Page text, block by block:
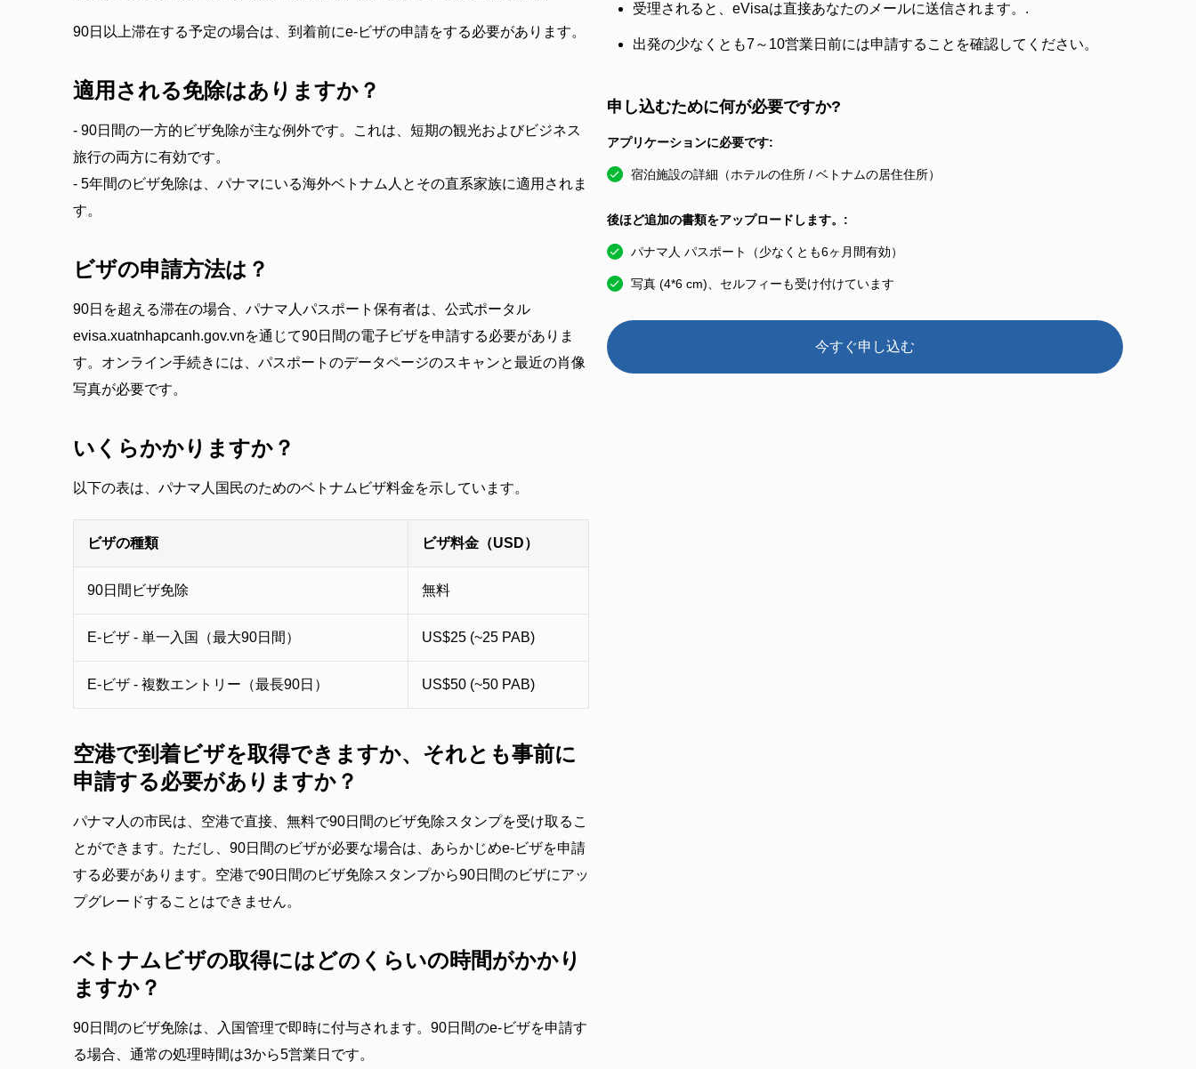
90日以上滞在する予定の場合は、到着前にe-ビザの申請をする必要があります。
適用される免除はありますか？
- 90日間の一方的ビザ免除が主な例外です。これは、短期の観光およびビジネス
旅行の両方に有効です。
- 5年間のビザ免除は、パナマにいる海外ベトナム人とその直系家族に適用されま
す。
ビザの申請方法は？
90日を超える滞在の場合、パナマ人パスポート保有者は、公式ポータル
evisa.xuatnhapcanh.gov.vnを通じて90日間の電子ビザを申請する必要がありま
す。オンライン手続きには、パスポートのデータページのスキャンと最近の肖像
写真が必要です。
いくらかかりますか？
以下の表は、パナマ人国民のためのベトナムビザ料金を示しています。
ビザの種類 ビザ料金（USD）
90日間ビザ免除 無料
E-ビザ - 単一入国（最大90日間） US$25 (~25 PAB)
E-ビザ - 複数エントリー（最長90日） US$50 (~50 PAB)
空港で到着ビザを取得できますか、それとも事前に
申請する必要がありますか？
パナマ人の市民は、空港で直接、無料で90日間のビザ免除スタンプを受け取るこ
とができます。ただし、90日間のビザが必要な場合は、あらかじめe-ビザを申請
する必要があります。空港で90日間のビザ免除スタンプから90日間のビザにアッ
プグレードすることはできません。
ベトナムビザの取得にはどのくらいの時間がかかり
ますか？
90日間のビザ免除は、入国管理で即時に付与されます。90日間のe-ビザを申請す
る場合、通常の処理時間は3から5営業日です。
受理されると、eVisaは直接あなたのメールに送信されます。.
出発の少なくとも7～10営業日前には申請することを確認してください。
申し込むために何が必要ですか?
アプリケーションに必要です:
宿泊施設の詳細（ホテルの住所 / ベトナムの居住住所）
後ほど追加の書類をアップロードします。:
パナマ人 パスポート（少なくとも6ヶ月間有効）
写真 (4*6 cm)、セルフィーも受け付けています
今すぐ申し込む